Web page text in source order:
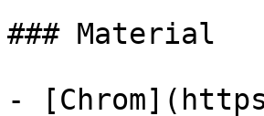
### Material
-